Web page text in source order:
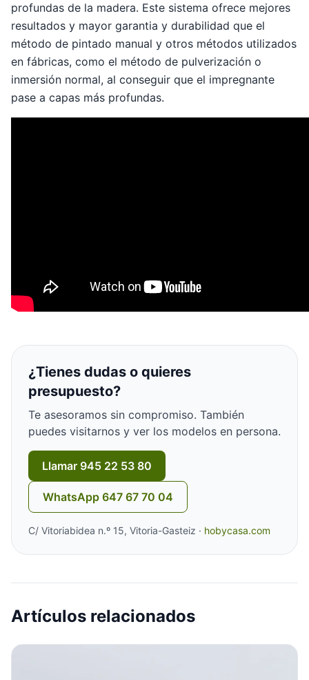
profundas de la madera. Este sistema ofrece mejores
resultados y mayor garantia y durabilidad que el
método de pintado manual y otros métodos utilizados
en fábricas, como el método de pulverización o
inmersión normal, al conseguir que el impregnante
pase a capas más profundas.
¿Tienes dudas o quieres
presupuesto?
Te asesoramos sin compromiso. También
puedes visitarnos y ver los modelos en persona.
Llamar 945 22 53 80
WhatsApp 647 67 70 04
C/ Vitoriabidea n.º 15, Vitoria-Gasteiz · hobycasa.com
Artículos relacionados